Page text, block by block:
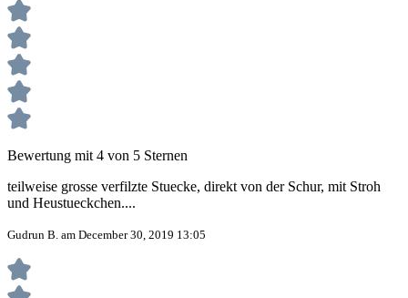
Bewertung mit 4 von 5 Sternen
teilweise grosse verfilzte Stuecke, direkt von der Schur, mit Stroh
und Heustueckchen....
Gudrun B. am December 30, 2019 13:05